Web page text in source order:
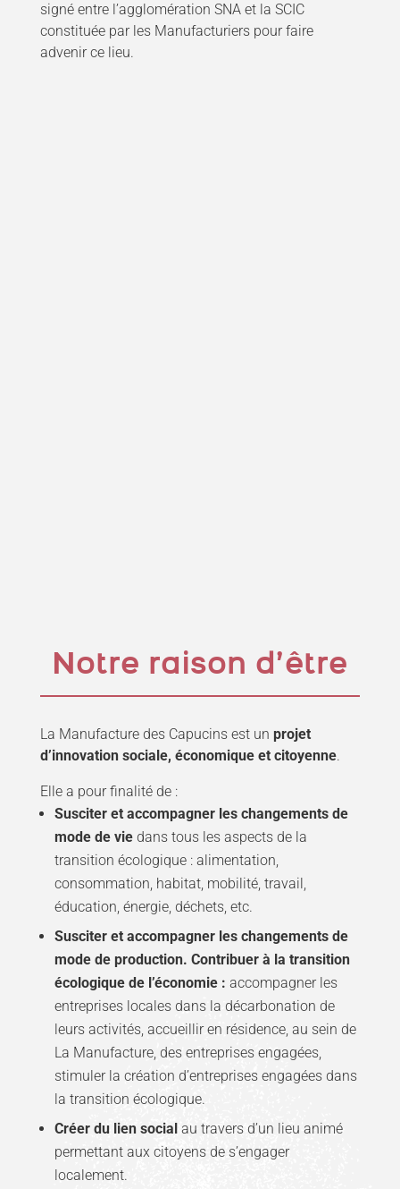
signé entre l’agglomération SNA et la SCIC
constituée par les Manufacturiers pour faire
advenir ce lieu.
Notre raison d’être
La Manufacture des Capucins est un projet
d’innovation sociale, économique et citoyenne.
Elle a pour finalité de :
Susciter et accompagner les changements de
mode de viedans tous les aspects de la
transition écologique : alimentation,
consommation, habitat, mobilité, travail,
éducation, énergie, déchets, etc.
Susciter et accompagner les changements de
mode de production. Contribuer à la transition
écologique de l’économie : accompagner les
entreprises locales dans la décarbonation de
leurs activités, accueillir en résidence, au sein de
La Manufacture, des entreprises engagées,
stimuler la création d’entreprises engagées dans
la transition écologique.
Créer du lien socialau travers d’un lieu animé
permettant aux citoyens de s’engager
localement.